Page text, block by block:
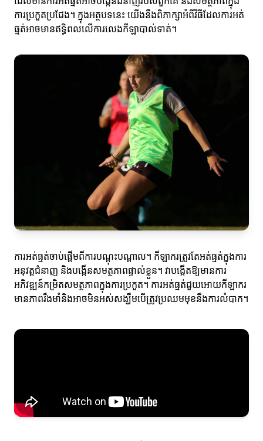
ការប្រកួតប្រជែង។ ក្នុងអត្ថបទនេះ យើងនឹងពិភាក្សាអំពីវិធីដែលការអត់
ធ្មត់អាចមានឥទ្ធិពលលើការលេងកីឡាបាល់ទាត់។
ការអត់ធ្មត់ចាប់ផ្តើមពីការបណ្តុះបណ្ដាល។ កីឡាករ​ត្រូវតែ​អត់ធ្មត់ក្នុងការ
អនុវត្តជំនាញ និងបង្កើនសមត្ថភាពផ្ទាល់ខ្លួន។ វាបង្កើតឱ្យមានការ
អភិវឌ្ឍន៍កម្រិតសមត្ថភាពក្នុងការប្រកួត។ ការអត់ធ្មត់ជួយអោយកីឡាករ​
មានភាពរឹងមាំនិងអាចមិនអស់សង្ឃឹមបើត្រូវប្រឈមមុខនឹងការលំបាក។